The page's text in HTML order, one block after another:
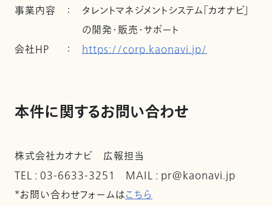
事業内容 ： タレントマネジメントシステム「カオナビ」
の開発・販売・サポート
会社ＨＰ
： https://corp.kaonavi.jp/
本件に関するお問い合わせ
株式会社カオナビ 広報担当
TEL : 03-6633-3251 MAIL : pr@kaonavi.jp
*お問い合わせフォームはこちら